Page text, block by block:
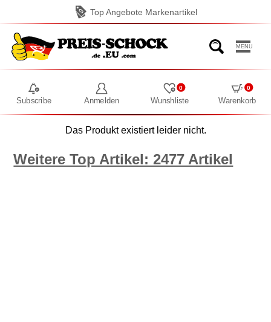
Top Angebote Markenartikel
MENU
Subscribe Anmelden Wunshliste
0
Warenkorb
0
Das Produkt existiert leider nicht.
Weitere Top Artikel: 2477 Artikel